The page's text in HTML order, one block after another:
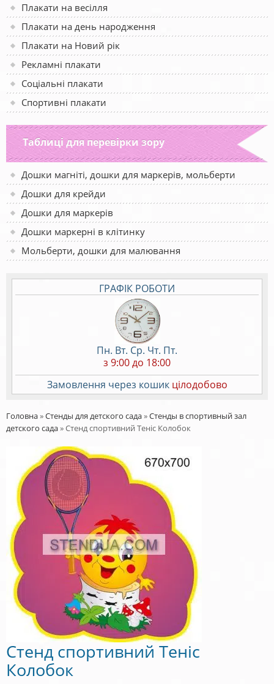
Плакати на весілля
Плакати на день народження
Плакати на Новий рік
Рекламні плакати
Соціальні плакати
Спортивні плакати
Таблиці для перевірки зору
Дошки магніті, дошки для маркерів, мольберти
Дошки для крейди
Дошки для маркерів
Дошки маркерні в клітинку
Мольберти, дошки для малювання
ГРАФІК РОБОТИ
Пн. Вт. Ср. Чт. Пт.
з 9:00 до 18:00
Замовлення через кошик цілодобово
Головна»Стенды для детского сада»Стенды в спортивный зал
детского сада»Стенд спортивний Теніс Колобок
Стенд спортивний Теніс
Колобок